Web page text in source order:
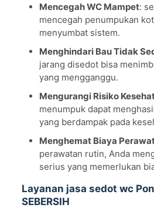
Mencegah WC Mampet:
mencegah penumpukan
menyumbat sistem.
Menghindari Bau Tidak
jarang disedot bisa
yang mengganggu.
Mengurangi Risiko
menumpuk dapat
yang berdampak pada
Menghemat Biaya
perawatan rutin, Anda
serius yang memerlukan
Layanan jasa sedot wc
SEBERSIH